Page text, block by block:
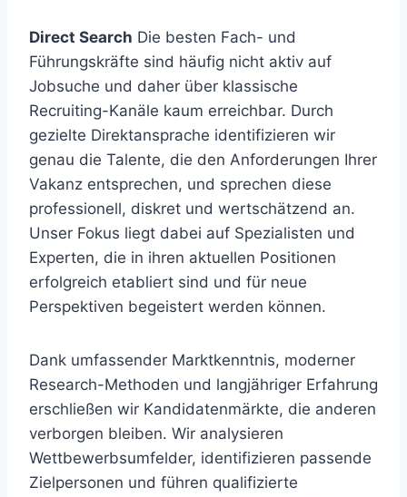
Direct Search Die besten Fach- und
Führungskräfte sind häufig nicht aktiv auf
Jobsuche und daher über klassische
Recruiting-Kanäle kaum erreichbar. Durch
gezielte Direktansprache identifizieren wir
genau die Talente, die den Anforderungen Ihrer
Vakanz entsprechen, und sprechen diese
professionell, diskret und wertschätzend an.
Unser Fokus liegt dabei auf Spezialisten und
Experten, die in ihren aktuellen Positionen
erfolgreich etabliert sind und für neue
Perspektiven begeistert werden können.
Dank umfassender Marktkenntnis, moderner
Research-Methoden und langjähriger Erfahrung
erschließen wir Kandidatenmärkte, die anderen
verborgen bleiben. Wir analysieren
Wettbewerbsumfelder, identifizieren passende
Zielpersonen und führen qualifizierte